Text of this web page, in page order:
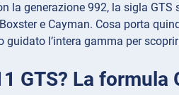
la generazione 992, la sigla
e Cayman. Cosa porta
l’intera gamma per
GTS? La formula